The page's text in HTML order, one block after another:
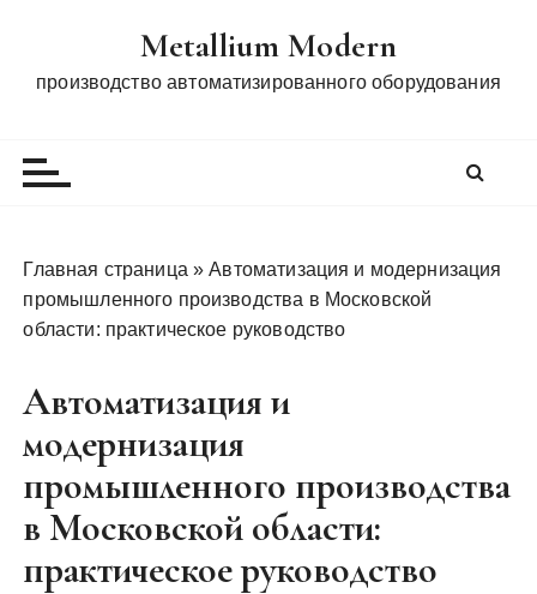
Metallium Modern
производство автоматизированного оборудования
Главная страница »Автоматизация и модернизация
промышленного производства в Московской
области: практическое руководство
Автоматизация и
модернизация
промышленного производства
в Московской области:
практическое руководство